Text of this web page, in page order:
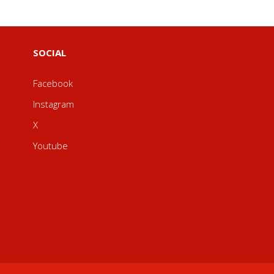
SOCIAL
Facebook
Instagram
X
Youtube